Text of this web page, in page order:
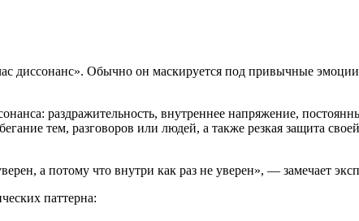
диссонанс». Обычно он маскируется под привычные
раздражительность, внутреннее напряжение,
тем, разговоров или людей, а также резкая защита
а потому что внутри как раз не уверен», — замечает
паттерна: